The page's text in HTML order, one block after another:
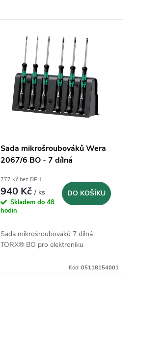
Sada mikrošroubováků Wera
2067/6 BO - 7 dílná
777 Kč bez DPH
940 Kč/ ks
Skladem do 48
hodin
DO KOŠÍKU
Sada mikrošroubováků 7 dílná
TORX® BO pro elektroniku
Kód: 05118154001